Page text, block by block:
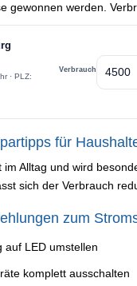
gewonnen werden.
· PLZ:
Verbrauch
für
Alltag und wird
sich der Verbrauch
zum
auf LED umstellen
komplett ausschalten